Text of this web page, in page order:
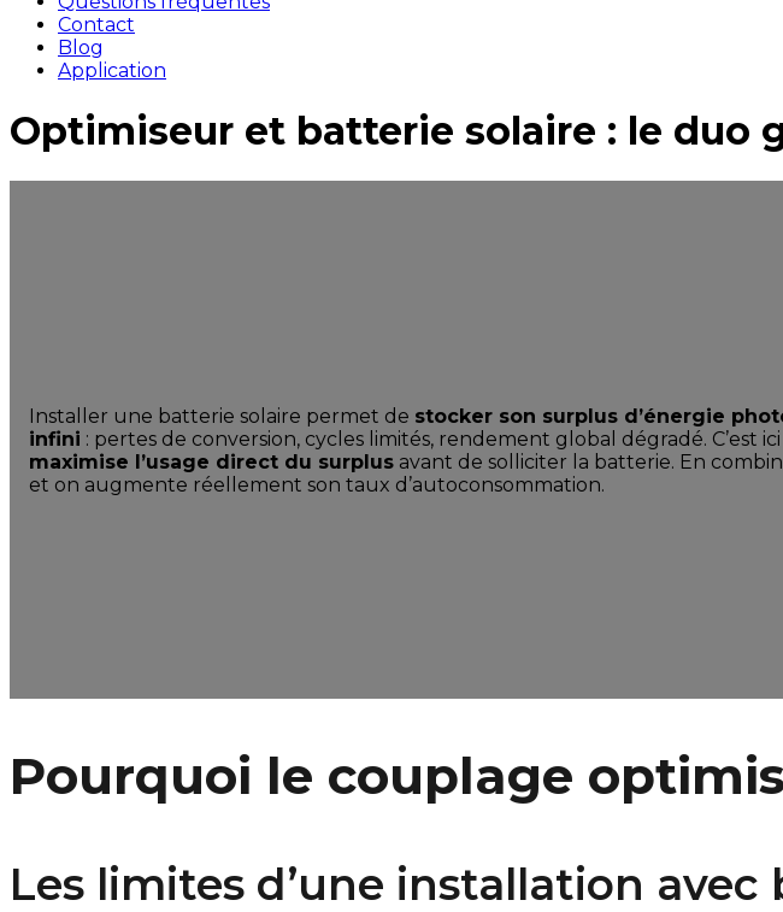
Contact
Blog
Application
Optimiseur et batterie solaire : le duo
Installer une batterie solaire permet de stocker son surplus d’énergie
infini : pertes de conversion, cycles limités, rendement global dégradé. C’est
maximise l’usage direct du surplus avant de solliciter la batterie. En
et on augmente réellement son taux d’autoconsommation.
Pourquoi le couplage
Les limites d’une installation avec